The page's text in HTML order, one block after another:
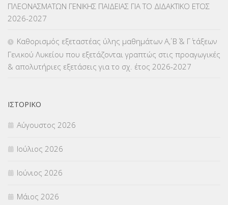
ΜΕΤΑΘΕΣΕΙΣ-ΤΟΠΟΘΕΤΗΣΕΙΣ ΒΕΛΤΙΩΣΕΙΣ(319)
ΜΕΤΑΦΟΡΑ ΜΑΘΗΤΩΝ(3)
ΟΙΚΟΝΟΜΙΚΑ ΘΕΜΑΤΑ
Π.Ε.Κ. ΗΡΑΚΛΕΙΟΥ
ΠΑΝΕΛΛΑΔΙΚΕΣ ΕΞΕΤΑΣΕΙΣ
ΠΡΟΚΗΡΥΞΕΙΣ
ΣΕΜΙΝΑΡΙΑ – ΗΜΕΡΙΔΕΣ
ΠΛΕΟΝΑΣΜΑΤΩΝ ΓΕΝΙΚΗΣ ΠΑΙΔΕΙΑΣ ΓΙΑ ΤΟ ΔΙΔΑΚΤΙΚΟ ΕΤΟΣ
2026-2027
Καθορισμός εξεταστέας ύλης μαθημάτων Α΄, Β΄ & Γ΄ τάξεων
Γενικού Λυκείου που εξετάζονται γραπτώς στις προαγωγικές
& απολυτήριες εξετάσεις για το σχ. έτος 2026-2027
ΙΣΤΟΡΙΚΌ
Αύγουστος 2026
Ιούλιος 2026
Ιούνιος 2026
Μάιος 2026